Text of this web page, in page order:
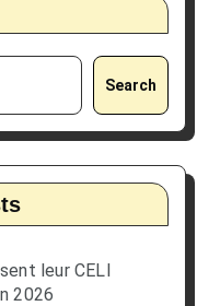
Search
leur CELI
2026